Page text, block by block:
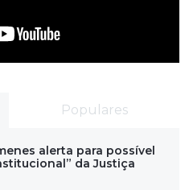
Populares
alerta para possível
da Justiça